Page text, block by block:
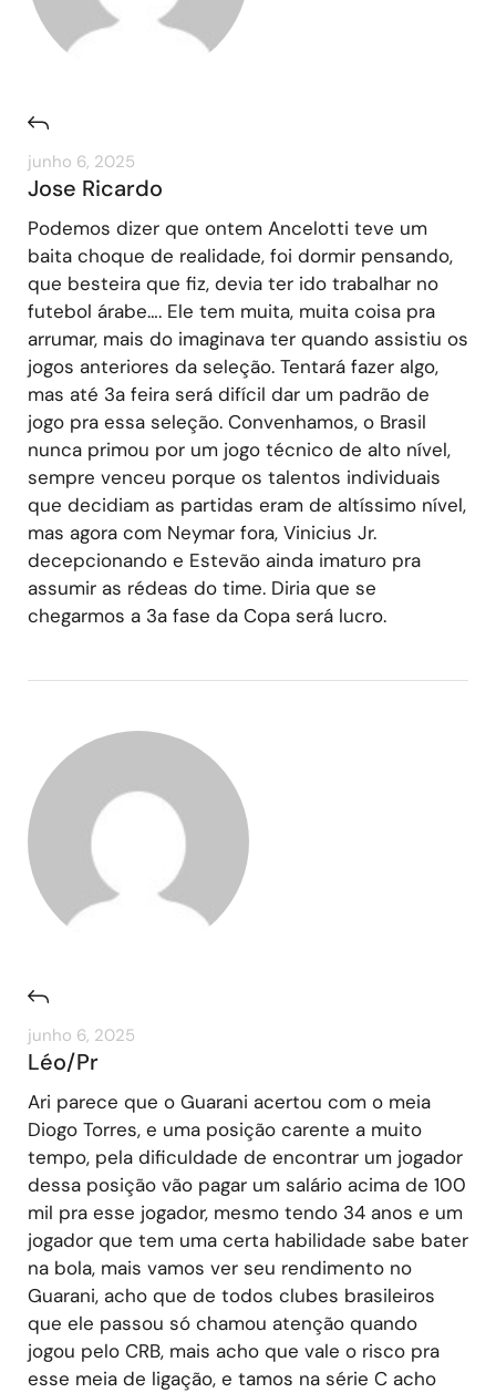
junho 6, 2025
Jose Ricardo
Podemos dizer que ontem Ancelotti teve um
baita choque de realidade, foi dormir pensando,
que besteira que fiz, devia ter ido trabalhar no
futebol árabe…. Ele tem muita, muita coisa pra
arrumar, mais do imaginava ter quando assistiu os
jogos anteriores da seleção. Tentará fazer algo,
mas até 3a feira será difícil dar um padrão de
jogo pra essa seleção. Convenhamos, o Brasil
nunca primou por um jogo técnico de alto nível,
sempre venceu porque os talentos individuais
que decidiam as partidas eram de altíssimo nível,
mas agora com Neymar fora, Vinicius Jr.
decepcionando e Estevão ainda imaturo pra
assumir as rédeas do time. Diria que se
chegarmos a 3a fase da Copa será lucro.
junho 6, 2025
Léo/Pr
Ari parece que o Guarani acertou com o meia
Diogo Torres, e uma posição carente a muito
tempo, pela dificuldade de encontrar um jogador
dessa posição vão pagar um salário acima de 100
mil pra esse jogador, mesmo tendo 34 anos e um
jogador que tem uma certa habilidade sabe bater
na bola, mais vamos ver seu rendimento no
Guarani, acho que de todos clubes brasileiros
que ele passou só chamou atenção quando
jogou pelo CRB, mais acho que vale o risco pra
esse meia de ligação, e tamos na série C acho